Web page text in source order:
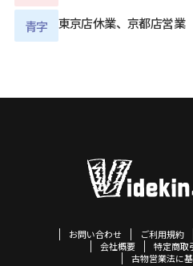
青字 東京店休業、京都店営業
お問い合わせ ご利用規約
会社概要
特定商取
古物営業法に